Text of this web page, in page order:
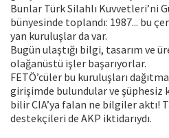
Bunlar Türk Silahlı Kuvvetleri’ni
bünyesinde toplandı: 1987... bu
yan kuruluşlar da var.
Bugün ulaştığı bilgi, tasarım ve
olağanüstü işler başarıyorlar.
FETÖ’cüler bu kuruluşları
girişimde bulundular ve şüphesiz
bilir CIA’ya falan ne bilgiler aktı!
destekçileri de AKP iktidarıydı.